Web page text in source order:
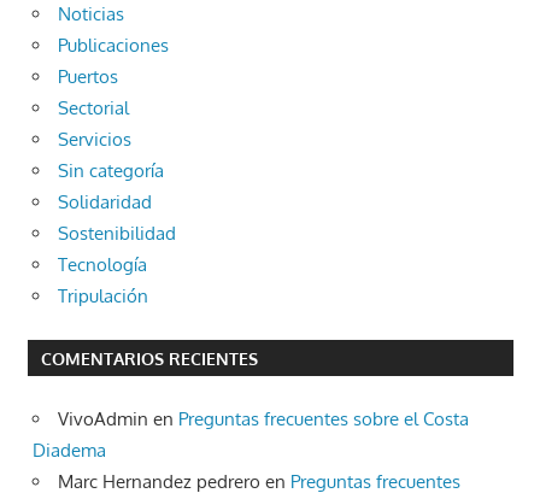
Noticias
Publicaciones
Puertos
Sectorial
Servicios
Sin categoría
Solidaridad
Sostenibilidad
Tecnología
Tripulación
COMENTARIOS RECIENTES
VivoAdmin en Preguntas frecuentes sobre el Costa
Diadema
Marc Hernandez pedrero en Preguntas frecuentes